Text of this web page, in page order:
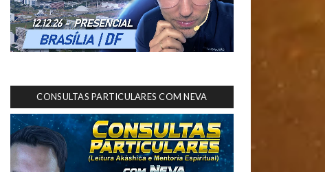
CONSULTAS PARTICULARES COM NEVA